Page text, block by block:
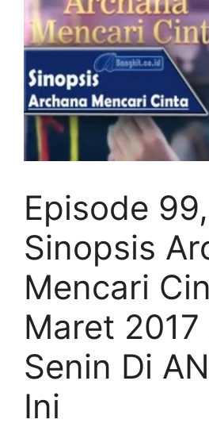
Episode 99,
Sinopsis
Mencari
Maret
Senin Di
Ini